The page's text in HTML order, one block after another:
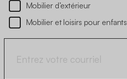
Mobilier d’extérieur
Mobilier et loisirs pour enfants